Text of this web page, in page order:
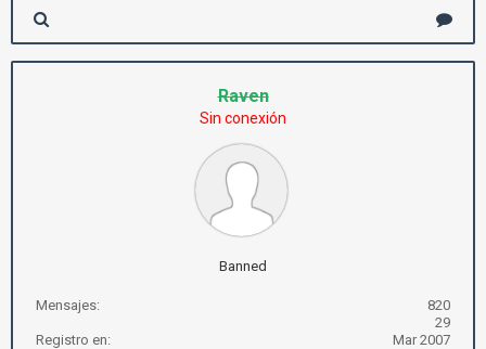
Raven
Sin conexión
Banned
Mensajes:
820
29
Registro en:
Mar 2007